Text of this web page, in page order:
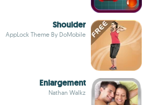
Shoulder
AppLock Theme By DoMobile
Enlargement
Nathan Walkz